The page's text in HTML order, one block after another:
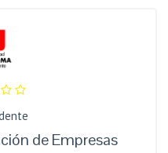
de Empresas